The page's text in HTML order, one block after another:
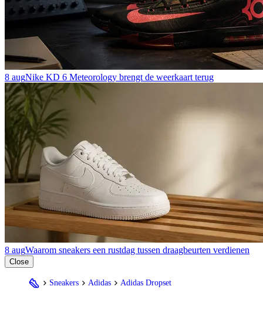
8 augNike KD 6 Meteorology brengt de weerkaart terug
8 augWaarom sneakers een rustdag tussen draagbeurten verdienen
Close
Sneakers Adidas Adidas Dropset